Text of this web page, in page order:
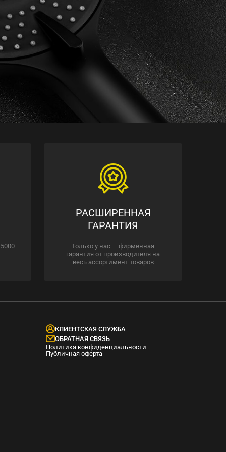
РАСШИРЕННАЯ
ГАРАНТИЯ
Только у нас — фирменная
гарантия от производителя на
весь ассортимент товаров
КЛИЕНТСКАЯ СЛУЖБА
ОБРАТНАЯ СВЯЗЬ
Политика конфиденциальности
Публичная оферта